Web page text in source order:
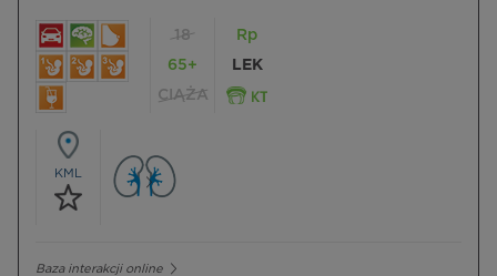
18
65+
CIĄŻA
Rp
LEK
KML
Baza interakcji online